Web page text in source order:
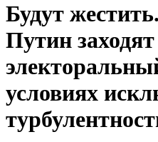
Будут
Путин
условиях